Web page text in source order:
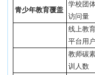
青少年教育覆盖
学校团
访问量
线上教
平台用
教师碳
训人数